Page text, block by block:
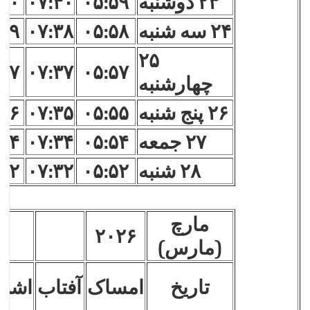
۲۴ سه شنبه
۰۵:۵۸ ۰۷:۳۸
۲۵
چهارشنبه
۰۵:۵۷ ۰۷:۳۷
۲۶ پنج شنبه
۰۵:۵۵ ۰۷:۳۵
۲۷ جمعه
۰۵:۵۴ ۰۷:۳۴
۲۸ شنبه
۰۵:۵۲ ۰۷:۳۲
مارچ
(مارس)
۲۰۲۶
تاریخ امساک آفتاب